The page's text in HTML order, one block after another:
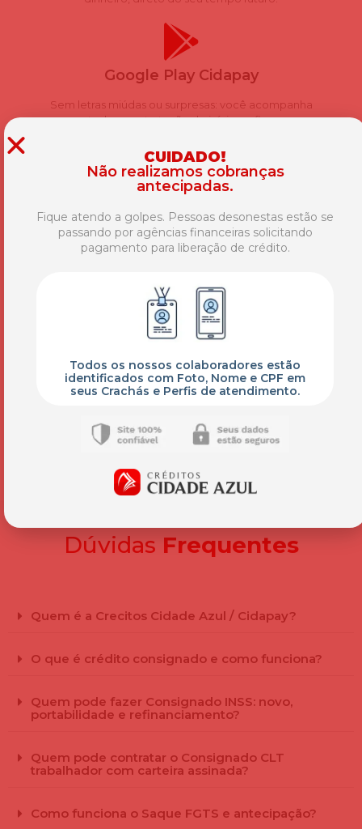
Google Play Cidapay
Sem letras miúdas ou surpresas: você acompanha
toda a contratação do início ao fim.
Exclusividade
Aqui você conta com uma equipe pronta para te
ajudar a alcançar seus sonhos.
Atendimento Humanizado
único para cada cliente, atendemos à domicílio.
Dúvidas Frequentes
Quem é a Crecitos Cidade Azul / Cidapay?
O que é crédito consignado e como funciona?
Quem pode fazer Consignado INSS: novo,
portabilidade e refinanciamento?
Quem pode contratar o Consignado CLT
trabalhador com carteira assinada?
Como funciona o Saque FGTS e antecipação?
CUIDADO!
Não realizamos cobranças
antecipadas.
Fique atendo a golpes. Pessoas desonestas estão se
passando por agências financeiras solicitando
pagamento para liberação de crédito.
Todos os nossos colaboradores estão
identificados com Foto, Nome e CPF em
seus Crachás e Perfis de atendimento.